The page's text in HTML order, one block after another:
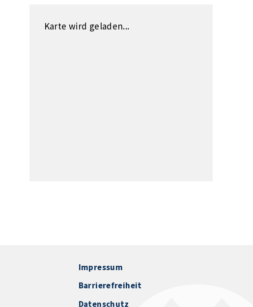
Karte wird geladen...
Impressum
Barrierefreiheit
Datenschutz